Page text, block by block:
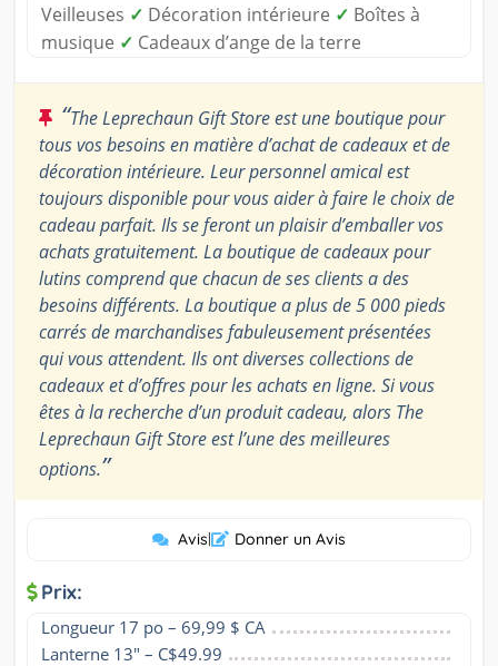
Veilleuses ✓ Décoration intérieure ✓ Boîtes à
musique ✓ Cadeaux d’ange de la terre
“The Leprechaun Gift Store est une boutique pour
tous vos besoins en matière d’achat de cadeaux et de
décoration intérieure. Leur personnel amical est
toujours disponible pour vous aider à faire le choix de
cadeau parfait. Ils se feront un plaisir d’emballer vos
achats gratuitement. La boutique de cadeaux pour
lutins comprend que chacun de ses clients a des
besoins différents. La boutique a plus de 5 000 pieds
carrés de marchandises fabuleusement présentées
qui vous attendent. Ils ont diverses collections de
cadeaux et d’offres pour les achats en ligne. Si vous
êtes à la recherche d’un produit cadeau, alors The
Leprechaun Gift Store est l’une des meilleures
options.”
Avis| Donner un Avis
Prix:
Longueur 17 po – 69,99 $ CA
Lanterne 13" – C$49.99